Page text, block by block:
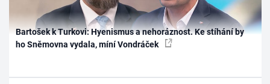
Bartošek k Turkovi: Hyenismus a nehoráznost. Ke stíhání by
ho Sněmovna vydala, míní Vondráček